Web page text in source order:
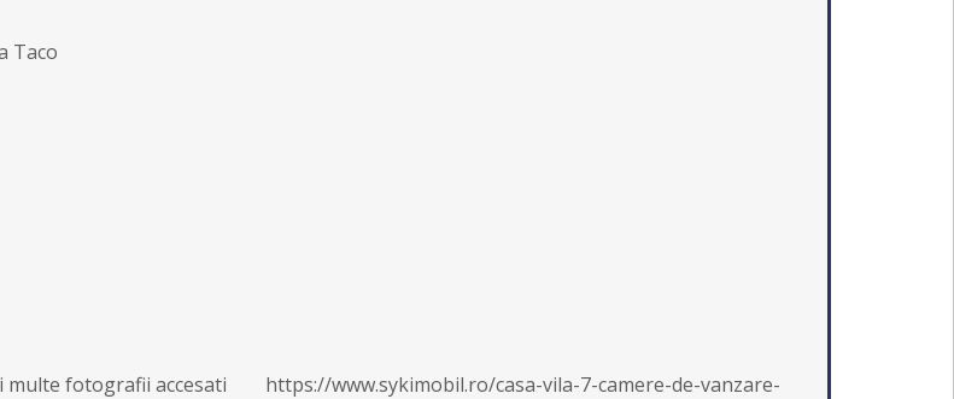
Taco
multe fotografii accesati https://www.sykimobil.ro/casa-vila-7-camere-de-vanzare-